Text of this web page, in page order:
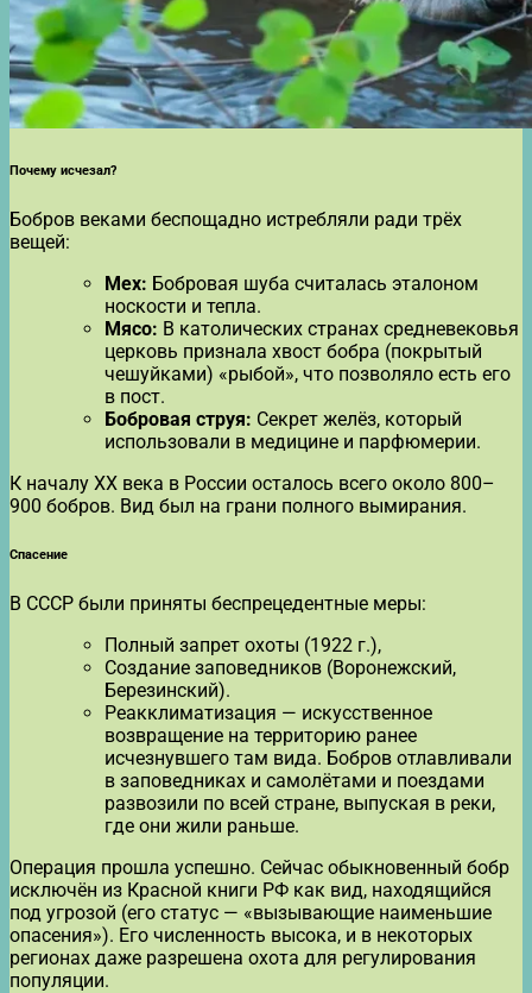
Почему исчезал?
Бобров веками беспощадно истребляли ради трёх
вещей:
Мех: Бобровая шуба считалась эталоном
носкости и тепла.
Мясо: В католических странах средневековья
церковь признала хвост бобра (покрытый
чешуйками) «рыбой», что позволяло есть его
в пост.
Бобровая струя: Секрет желёз, который
использовали в медицине и парфюмерии.
К началу XX века в России осталось всего около 800–
900 бобров. Вид был на грани полного вымирания.
Спасение
В СССР были приняты беспрецедентные меры:
Полный запрет охоты (1922 г.),
Создание заповедников (Воронежский,
Березинский).
Реакклиматизация — искусственное
возвращение на территорию ранее
исчезнувшего там вида. Бобров отлавливали
в заповедниках и самолётами и поездами
развозили по всей стране, выпуская в реки,
где они жили раньше.
Операция прошла успешно. Сейчас обыкновенный бобр
исключён из Красной книги РФ как вид, находящийся
под угрозой (его статус — «вызывающие наименьшие
опасения»). Его численность высока, и в некоторых
регионах даже разрешена охота для регулирования
популяции.